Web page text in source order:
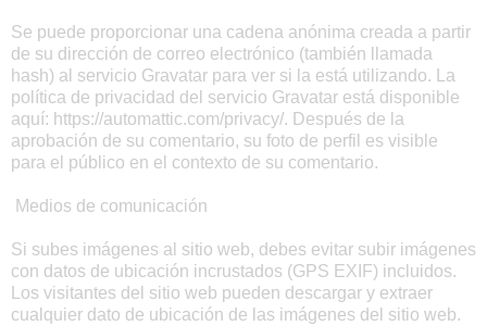
Se puede proporcionar una cadena anónima creada a partir
de su dirección de correo electrónico (también llamada
hash) al servicio Gravatar para ver si la está utilizando. La
política de privacidad del servicio Gravatar está disponible
aquí: https://automattic.com/privacy/. Después de la
aprobación de su comentario, su foto de perfil es visible
para el público en el contexto de su comentario.
Medios de comunicación
Si subes imágenes al sitio web, debes evitar subir imágenes
con datos de ubicación incrustados (GPS EXIF) incluidos.
Los visitantes del sitio web pueden descargar y extraer
cualquier dato de ubicación de las imágenes del sitio web.